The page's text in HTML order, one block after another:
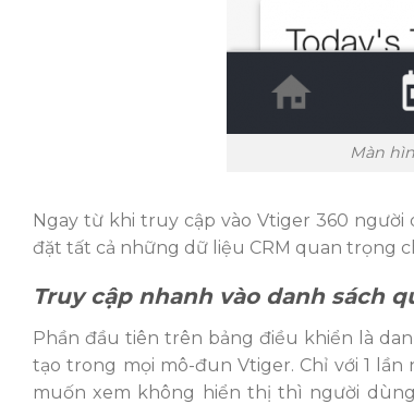
Màn
Ngay từ khi truy cập vào Vtiger 360
đặt tất cả những dữ liệu CRM quan trọng
Truy cập nhanh vào danh sách
Phần đầu tiên trên bảng điều khiển là
tạo trong mọi mô-đun Vtiger. Chỉ với 1
muốn xem không hiển thị thì người